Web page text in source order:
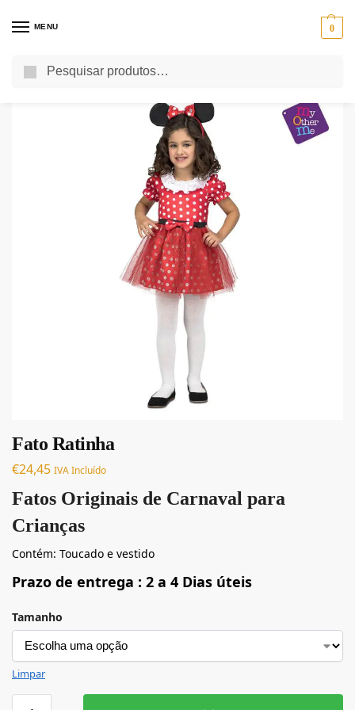
MENU 0
Uncategorized / Fato Ratinha
Fato Ratinha
€24,45 IVA Incluído
Fatos Originais de Carnaval para
Crianças
Contém: Toucado e vestido
Prazo de entrega : 2 a 4 Dias úteis
Tamanho
Limpar